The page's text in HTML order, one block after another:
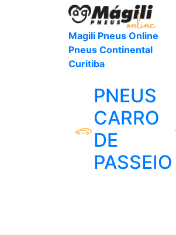
Magili Pneus Online
Pneus Continental
Curitiba
PNEUS
CARRO
DE
PASSEIO